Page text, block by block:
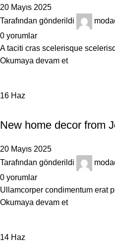
20 Mayıs 2025
Tarafından gönderildi
0 yorumlar
A taciti cras scelerisque
Okumaya devam et
16 Haz
New home decor from
20 Mayıs 2025
Tarafından gönderildi
0 yorumlar
Ullamcorper condimentum erat
Okumaya devam et
14 Haz